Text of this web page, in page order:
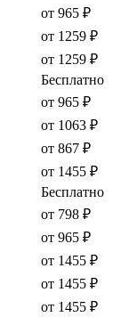
от 965 ₽
от 1259 ₽
от 1259 ₽
Бесплатно
от 965 ₽
от 1063 ₽
от 867 ₽
от 1455 ₽
Бесплатно
от 798 ₽
от 965 ₽
от 1455 ₽
от 1455 ₽
от 1455 ₽